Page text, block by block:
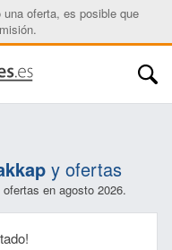
oferta, es posible que
y ofertas
en agosto 2026.